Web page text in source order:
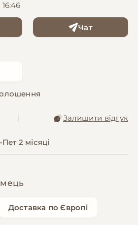
Чат
Залишити відгук
2 місяці
Доставка по Європі